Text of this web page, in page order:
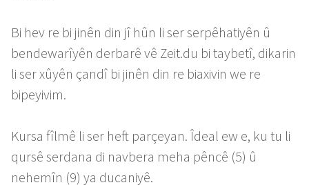
Bi hev re bi jinên din jî hûn li ser serpêhatiyên û
bendewarîyên derbarê vê Zeit.du bi taybetî, dikarin
li ser xûyên çandî bi jinên din re biaxivin we re
bipeyivim.
Kursa fîlmê li ser heft parçeyan. Îdeal ew e, ku tu li
qursê serdana di navbera meha pêncê (5) û
nehemîn (9) ya ducaniyê.